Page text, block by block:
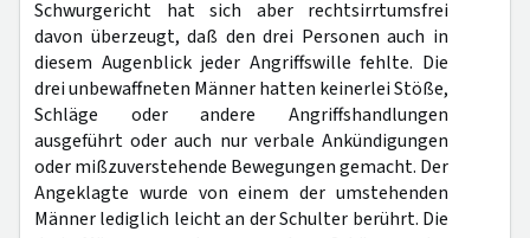
Schwurgericht hat sich aber rechtsirrtumsfrei
davon überzeugt, daß den drei Personen auch in
diesem Augenblick jeder Angriffswille fehlte. Die
drei unbewaffneten Männer hatten keinerlei Stöße,
Schläge oder andere Angriffshandlungen
ausgeführt oder auch nur verbale Ankündigungen
oder mißzuverstehende Bewegungen gemacht. Der
Angeklagte wurde von einem der umstehenden
Männer lediglich leicht an der Schulter berührt. Die